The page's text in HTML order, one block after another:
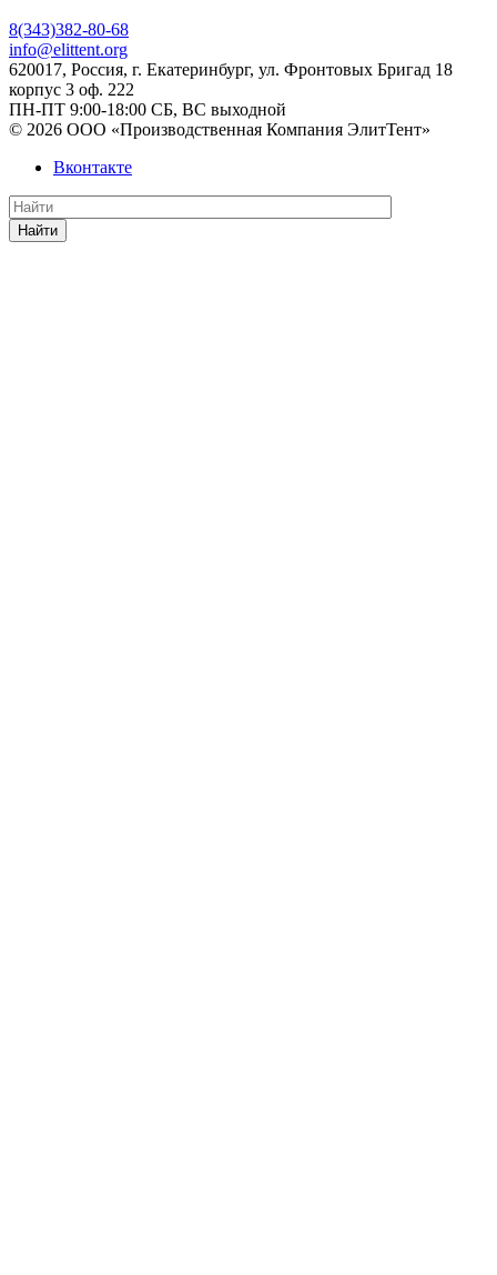
8(343)382-80-68
info@elittent.org
620017, Россия, г. Екатеринбург, ул. Фронтовых Бригад 18
корпус 3 оф. 222
ПН-ПТ 9:00-18:00 СБ, ВС выходной
© 2026 ООО «Производственная Компания ЭлитТент»
Вконтакте
Найти